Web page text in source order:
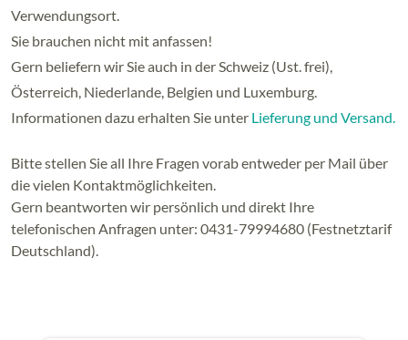
Verwendungsort.
Sie brauchen nicht mit anfassen!
Gern beliefern wir Sie auch in der Schweiz (Ust. frei),
Österreich, Niederlande, Belgien und Luxemburg.
Informationen dazu erhalten Sie unter Lieferung und Versand.
Bitte stellen Sie all Ihre Fragen vorab entweder per Mail über
die vielen Kontaktmöglichkeiten.
Gern beantworten wir persönlich und direkt Ihre
telefonischen Anfragen unter: 0431-79994680 (Festnetztarif
Deutschland).